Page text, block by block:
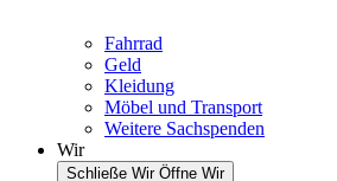
Fahrrad
Geld
Kleidung
Möbel und Transport
Weitere Sachspenden
Wir
Schließe Wir Öffne Wir